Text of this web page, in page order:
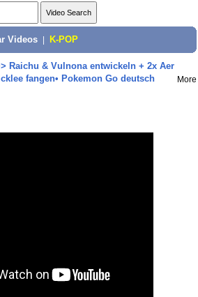
Videos K-POP
Raichu & Vulnona entwickeln + 2x Aer
fangen• Pokemon Go deutsch
More